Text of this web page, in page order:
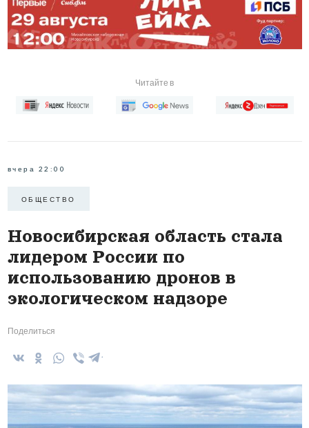
Читайте в
вчера 22:00
ОБЩЕСТВО
Новосибирская область стала
лидером России по
использованию дронов в
экологическом надзоре
Поделиться